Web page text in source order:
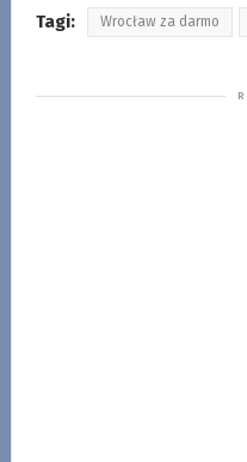
Tagi: Wrocław za darmo